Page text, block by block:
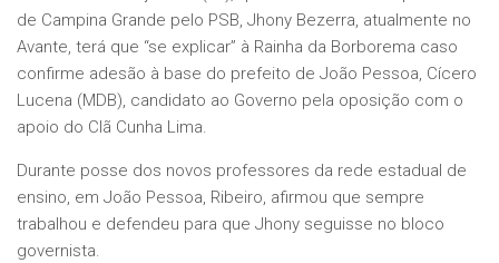
de Campina Grande pelo PSB, Jhony Bezerra, atualmente no
Avante, terá que “se explicar” à Rainha da Borborema caso
confirme adesão à base do prefeito de João Pessoa, Cícero
Lucena (MDB), candidato ao Governo pela oposição com o
apoio do Clã Cunha Lima.
Durante posse dos novos professores da rede estadual de
ensino, em João Pessoa, Ribeiro, afirmou que sempre
trabalhou e defendeu para que Jhony seguisse no bloco
governista.